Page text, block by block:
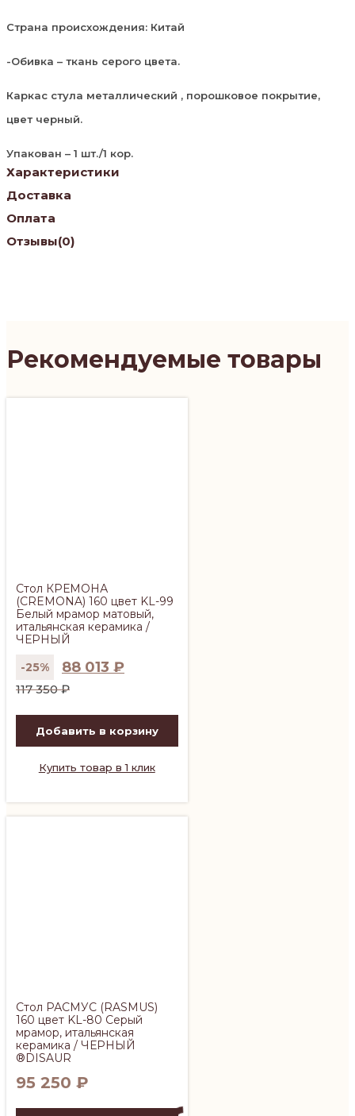
Страна происхождения: Китай
-Обивка – ткань серого цвета.
Каркас стула металлический , порошковое покрытие,
цвет черный.
Упакован – 1 шт./1 кор.
Характеристики
Доставка
Оплата
Отзывы(0)
Рекомендуемые товары
Стол КРЕМОНА
(CREMONA) 160 цвет KL-99
Белый мрамор матовый,
итальянская керамика /
ЧЕРНЫЙ
117 350₽
Первоначальная
составляла
117
350 ₽.
88 013 ₽
Текущая
013 ₽.
-25%
Добавить в корзину
Купить товар в 1 клик
Стол РАСМУС (RASMUS)
160 цвет KL-80 Серый
мрамор, итальянская
керамика / ЧЕРНЫЙ
®DISAUR
95 250 ₽